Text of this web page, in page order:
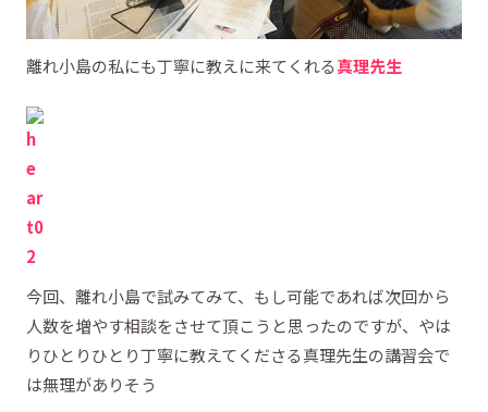
離れ小島の私にも丁寧に教えに来てくれる真理先生
今回、離れ小島で試みてみて、もし可能であれば次回から
人数を増やす相談をさせて頂こうと思ったのですが、やは
りひとりひとり丁寧に教えてくださる真理先生の講習会で
は無理がありそう